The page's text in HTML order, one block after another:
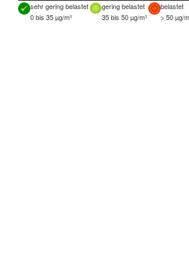
sehr gering belastet gering belastet
belastet
0 bis 35 µg/m³
35 bis 50 µg/m³ > 50 µg/